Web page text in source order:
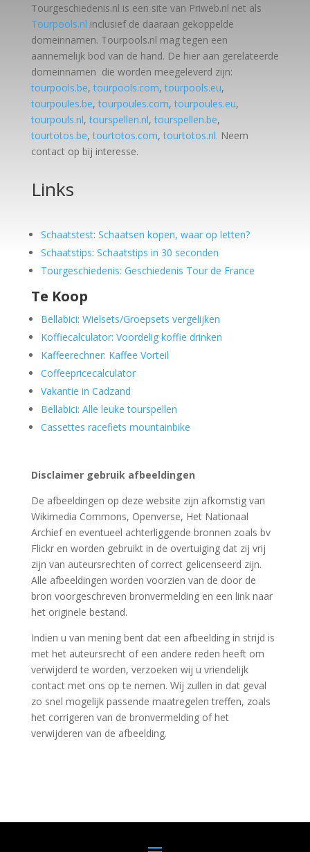
Tourgeschiedenis.nl is een site van Priweb.nl net als
Tourpools.nl inclusief de daaraan gekoppelde
domeinnamen. Tourpools.nl mag tegen een
aannemelijk bod van de hand. De hier aan gerelateerde
domeinnamen die worden meegeleverd zijn:
tourpools.be,tourpools.com,tourpools.eu,
tourpoules.be,tourpoules.com,tourpoules.eu,
tourpouls.nl,tourspellen.nl,tourspellen.be,
tourtotos.be,tourtotos.com,tourtotos.nl. Neem
contact op bij interesse.
Links
Schaatstest: Schaatsen kopen, waar op letten?
Schaatstips: Schaatstips in 30 seconden
Tourgeschiedenis: Geschiedenis Tour de France
Te Koop
Bellabici: Wielsets/Groepsets vergelijken
Koffiecalculator: Voordelig koffie drinken
Kaffeerechner: Kaffee Vorteil
Coffeepricecalculator
Vakantie in Cadzand
Bellabici: Alle leuke tourspellen
Cassettes racefiets mountainbike
Disclaimer gebruik afbeeldingen
De afbeeldingen op deze website zijn afkomstig van
Wikimedia Commons, Openverse, Het Nationaal
Archief en eventueel achterliggende bronnen zoals bv
Flickr en worden gebruikt in de overtuiging dat zij vrij
zijn van auteursrechten of correct gelicenseerd zijn.
Alle afbeeldingen worden voorzien van de door de
bron voorgeschreven bronvermelding en een link naar
het originele bestand.
Indien u van mening bent dat een afbeelding in strijd is
met het auteursrecht of een andere reden heeft om
verwijderd te worden, verzoeken wij u vriendelijk
contact met ons op te nemen. Wij zullen in dat geval
zo snel mogelijk passende maatregelen treffen, zoals
het corrigeren van de bronvermelding of het
verwijderen van de afbeelding.